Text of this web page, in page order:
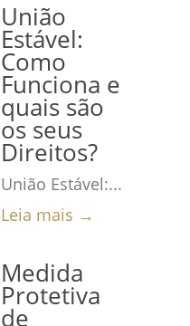
União
Estável:
Como
Funciona e
quais são
os seus
Direitos?
União Estável:...
Leia mais →
Medida
Protetiva
de